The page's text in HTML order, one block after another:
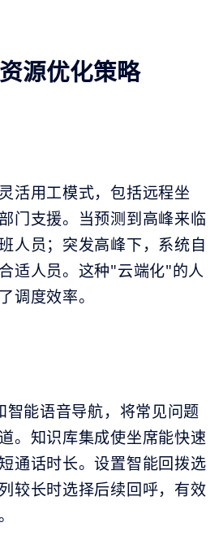
源优化策略
活用工模式，包括远程坐
门支援。当预测到高峰来临
人员；突发高峰下，系统自
适人员。这种"云端化"的人
调度效率。
智能语音导航，将常见问题
。知识库集成使坐席能快速
通话时长。设置智能回拨选
较长时选择后续回呼，有效